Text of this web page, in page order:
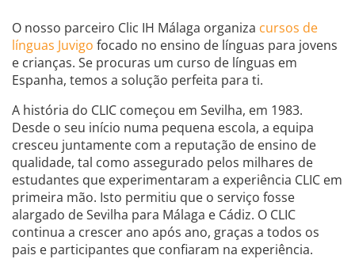
O nosso parceiro Clic IH Málaga organiza cursos de
línguas Juvigo focado no ensino de línguas para jovens
e crianças. Se procuras um curso de línguas em
Espanha, temos a solução perfeita para ti.
A história do CLIC começou em Sevilha, em 1983.
Desde o seu início numa pequena escola, a equipa
cresceu juntamente com a reputação de ensino de
qualidade, tal como assegurado pelos milhares de
estudantes que experimentaram a experiência CLIC em
primeira mão. Isto permitiu que o serviço fosse
alargado de Sevilha para Málaga e Cádiz. O CLIC
continua a crescer ano após ano, graças a todos os
pais e participantes que confiaram na experiência.